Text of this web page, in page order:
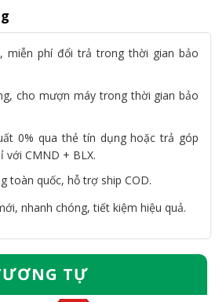
miễn phí đổi trả trong thời gian bảo
cho mượn máy trong thời gian bảo
0% qua thẻ tín dụng hoặc trả góp
với CMND + BLX.
toàn quốc, hỗ trợ ship COD.
nhanh chóng, tiết kiệm hiệu quả.
TỰ